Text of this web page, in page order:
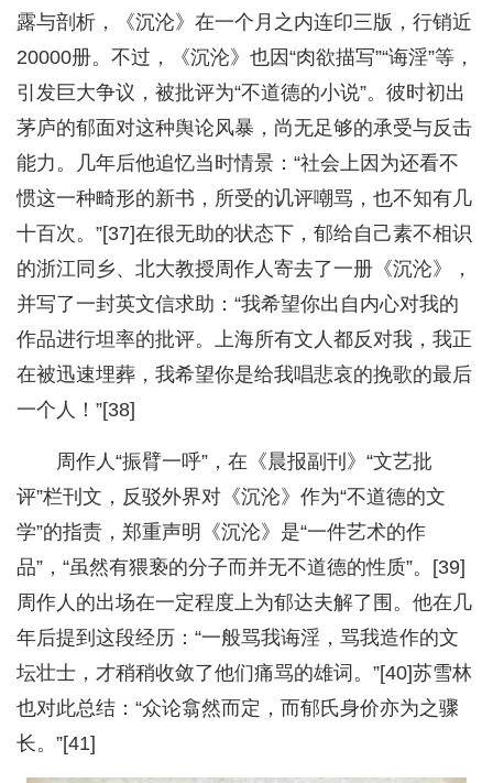
露与剖析，《沉沦》在一个月之内连印三版，行销近
20000册。不过，《沉沦》也因“肉欲描写”“诲淫”等，
引发巨大争议，被批评为“不道德的小说”。彼时初出
茅庐的郁面对这种舆论风暴，尚无足够的承受与反击
能力。几年后他追忆当时情景：“社会上因为还看不
惯这一种畸形的新书，所受的讥评嘲骂，也不知有几
十百次。”[37]在很无助的状态下，郁给自己素不相识
的浙江同乡、北大教授周作人寄去了一册《沉沦》，
并写了一封英文信求助：“我希望你出自内心对我的
作品进行坦率的批评。上海所有文人都反对我，我正
在被迅速埋葬，我希望你是给我唱悲哀的挽歌的最后
一个人！”[38]
周作人“振臂一呼”，在《晨报副刊》“文艺批
评”栏刊文，反驳外界对《沉沦》作为“不道德的文
学”的指责，郑重声明《沉沦》是“一件艺术的作
品”，“虽然有猥亵的分子而并无不道德的性质”。[39]
周作人的出场在一定程度上为郁达夫解了围。他在几
年后提到这段经历：“一般骂我诲淫，骂我造作的文
坛壮士，才稍稍收敛了他们痛骂的雄词。”[40]苏雪林
也对此总结：“众论翕然而定，而郁氏身价亦为之骤
长。”[41]